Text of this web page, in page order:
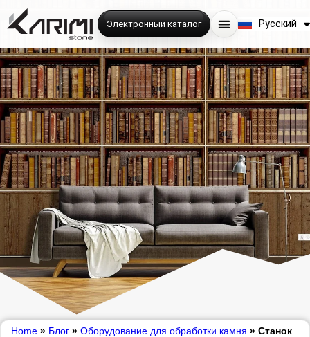
Русский
فارسی
Электронный каталог
Home » Блог » Оборудование для обработки камня » Станок